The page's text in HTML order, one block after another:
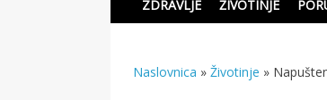
ZDRAVLJE ŽIVOTINJE
Naslovnica »Životinje »